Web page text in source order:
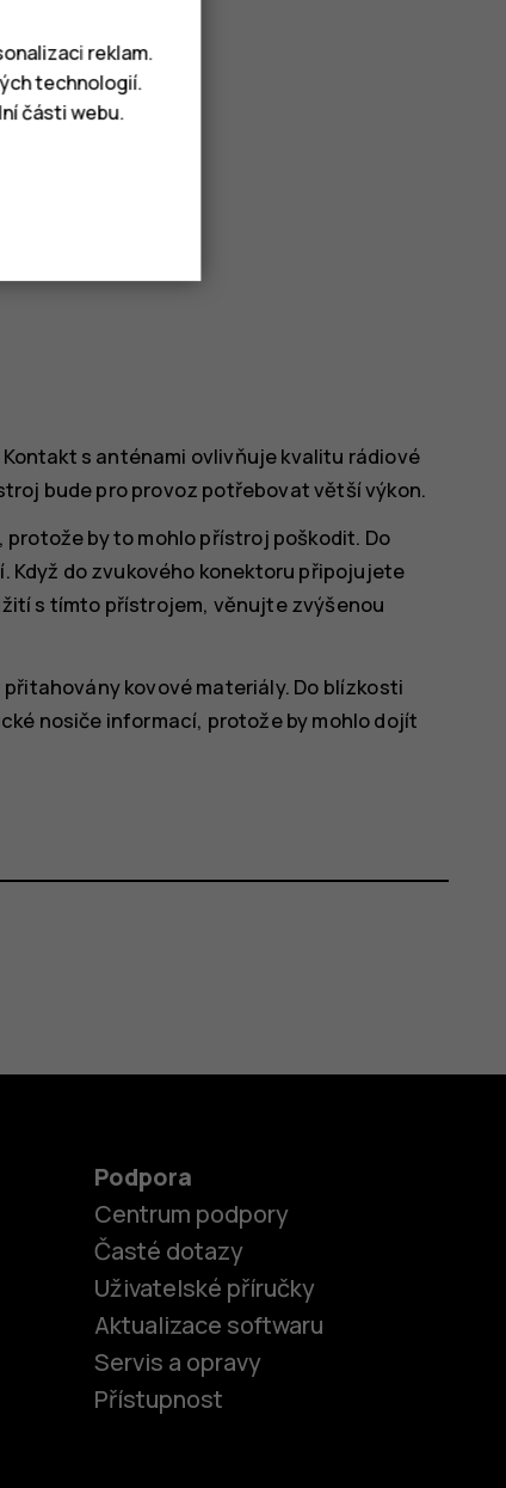
s anténami ovlivňuje kvalitu rádiové
bude pro provoz potřebovat větší výkon.
by to mohlo přístroj poškodit. Do
do zvukového konektoru připojujete
s tímto přístrojem, věnujte zvýšenou
kovové materiály. Do blízkosti
nosiče informací, protože by mohlo dojít
Podpora
Centrum podpory
Časté dotazy
Uživatelské příručky
Aktualizace softwaru
Servis a opravy
Přístupnost
reklam.
technologií.
části webu.